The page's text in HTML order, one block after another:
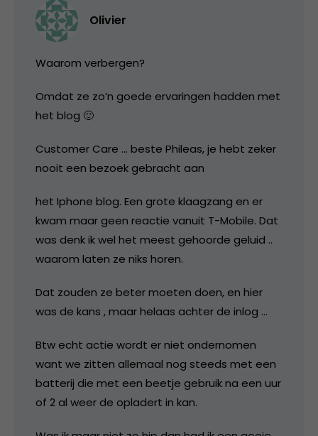
Olivier
Waarom verbergen?
Omdat ze zo’n goede ervaringen hadden met
het blog 🙂
Customer Care … beste Phileas, je hebt zeker
nooit een bezoek gebracht aan
het Iphone blog. Een grote klaagzang en er
kwam maar geen reactie vanuit T-Mobile. Dat
was denk ik wel het meest gehoorde geluid ..
waarom laten ze niks horen.
Dat zouden ze beter moeten doen, en hier
was de kans , maar helaas achter de inlog …
Btw echt actie wordt er niet ondernomen
want we zitten allemaal nog steeds met een
batterij die met een beetje gebruik na een uur
of 2 al weer de opladert in kan.